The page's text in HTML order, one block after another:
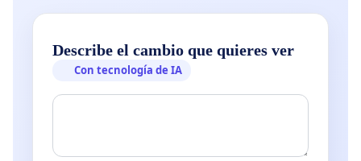
Describe el cambio que quieres ver
Con tecnología de IA